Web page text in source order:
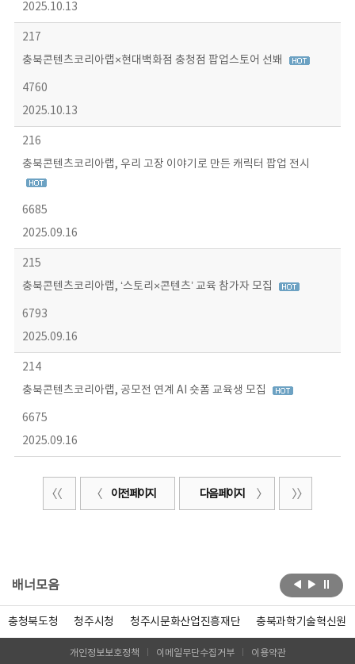
2025.10.13
217
충북콘텐츠코리아랩×현대백화점 충청점 팝업스토어 선봬
4760
2025.10.13
216
충북콘텐츠코리아랩, 우리 고장 이야기로 만든 캐릭터 팝업 전시
6685
2025.09.16
215
충북콘텐츠코리아랩, ‘스토리×콘텐츠’ 교육 참가자 모집
6793
2025.09.16
214
충북콘텐츠코리아랩, 공모전 연계 AI 숏폼 교육생 모집
6675
2025.09.16
이전 페이지 다음 페이지
배너모음
충청북도청 청주시청 청주시문화산업진흥재단 충북과학기술혁신원
개인정보보호정책 이메일무단수집거부 이용약관